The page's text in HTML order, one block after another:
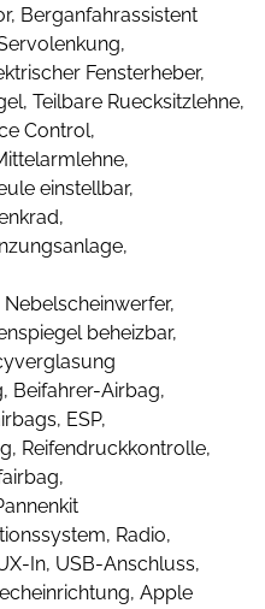
Berganfahrassistent
Fensterheber,
Teilbare Ruecksitzlehne,
Control,
einstellbar,
beheizbar,
Beifahrer-Airbag,
ESP,
Reifendruckkontrolle,
Radio,
In, USB-Anschluss,
Apple